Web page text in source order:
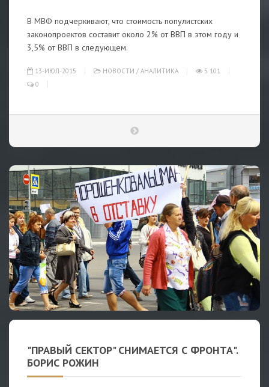
В МВФ подчеркивают, что стоимость популистских
законопроектов составит около 2% от ВВП в этом году и
3,5% от ВВП в следующем.
13-ИЮЛ-2015 НОВОСТИ / АНАЛИТИКА
5 101
0
"ПРАВЫЙ СЕКТОР" СНИМАЕТСЯ С ФРОНТА".
БОРИС РОЖИН